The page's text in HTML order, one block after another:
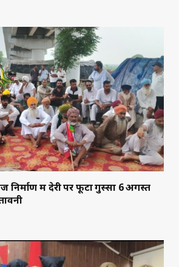
निर्माण में देरी पर फूटा गुस्सा 6 अगस्त